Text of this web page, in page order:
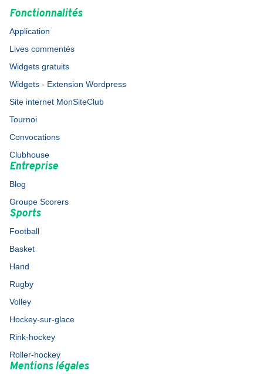
Fonctionnalités
Application
Lives commentés
Widgets gratuits
Widgets - Extension Wordpress
Site internet MonSiteClub
Tournoi
Convocations
Clubhouse
Entreprise
Blog
Groupe Scorers
Sports
Football
Basket
Hand
Rugby
Volley
Hockey-sur-glace
Rink-hockey
Roller-hockey
Mentions légales